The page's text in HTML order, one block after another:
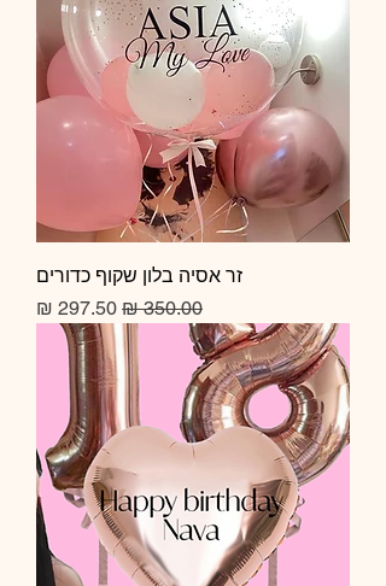
זר אסיה בלון שקוף כדורים
מחיר רגיל מחיר מבצע